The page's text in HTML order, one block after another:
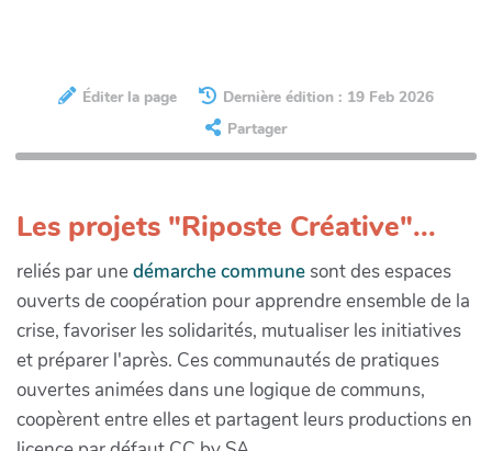
Éditer la page
Dernière édition : 19 Feb 2026
Partager